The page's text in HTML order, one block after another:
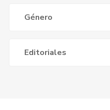
Género
Editoriales